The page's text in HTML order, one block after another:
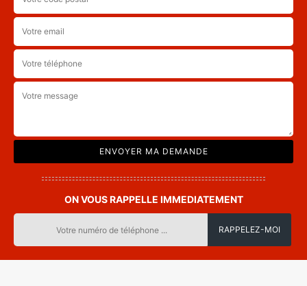
ON VOUS RAPPELLE IMMEDIATEMENT